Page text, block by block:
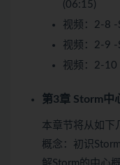
(06:15)
视频： 2-8 -
视频： 2-9 -
视频： 2-10
第3章 Storm中
本章节将从如下
概念：初识